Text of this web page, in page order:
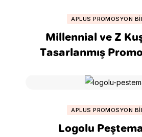
APLUS PROMOSYON
Millennial ve Z
Tasarlanmış
APLUS PROMOSYON
Logolu